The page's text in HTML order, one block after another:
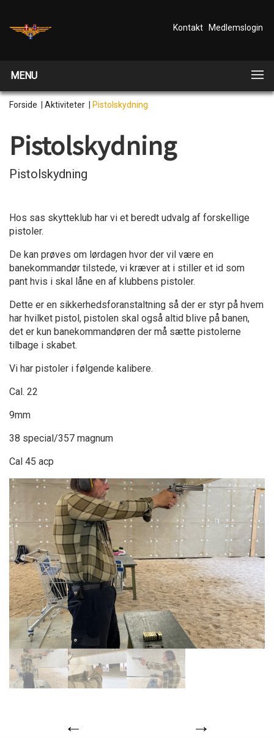
Kontakt Medlemslogin
MENU
Forside Aktiviteter Pistolskydning
Pistolskydning
Pistolskydning
Hos sas skytteklub har vi et beredt udvalg af forskellige
pistoler.
De kan prøves om lørdagen hvor der vil være en
banekommandør tilstede, vi kræver at i stiller et id som
pant hvis i skal låne en af klubbens pistoler.
Dette er en sikkerhedsforanstaltning så der er styr på hvem
har hvilket pistol, pistolen skal også altid blive på banen,
det er kun banekommandøren der må sætte pistolerne
tilbage i skabet.
Vi har pistoler i følgende kalibere.
Cal. 22
9mm
38 special/357 magnum
Cal 45 acp
← →